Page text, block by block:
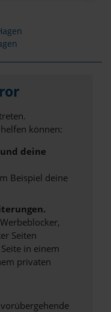
können:
deine
Beispiel deine
Seiten
in einem
privaten